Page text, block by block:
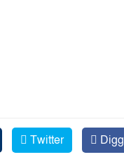
Twitter Digg